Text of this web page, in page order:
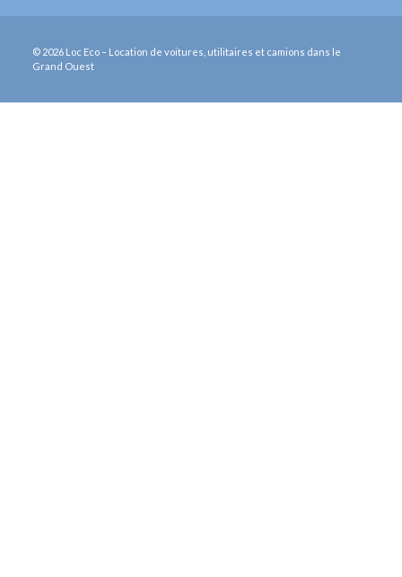
© 2026 Loc Eco – Location de voitures, utilitaires et camions dans le
Grand Ouest